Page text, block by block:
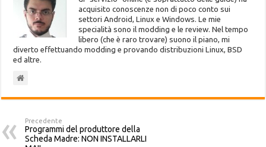
acquisito conoscenze non di poco conto sui
settori Android, Linux e Windows. Le mie
specialità sono il modding e le review. Nel tempo
libero (che è raro trovare) suono il piano, mi
diverto effettuando modding e provando distribuzioni Linux, BSD
ed altre.
Precedente
Programmi del produttore della
Scheda Madre: NON INSTALLARLI